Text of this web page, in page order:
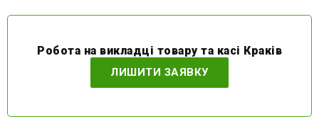
Робота на викладці товару та касі Краків
ЛИШИТИ ЗАЯВКУ